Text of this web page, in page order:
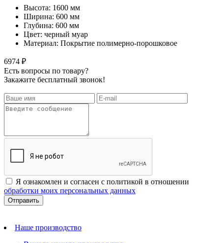
Высота: 1600 мм
Ширина: 600 мм
Глубина: 600 мм
Цвет: черный муар
Материал: Покрытие полимерно-порошковое
6974 ₽
Есть вопросы по товару?
Закажите бесплатный звонок!
Я ознакомлен и согласен с политикой в отношении
обработки моих персональных данных
Наше производство